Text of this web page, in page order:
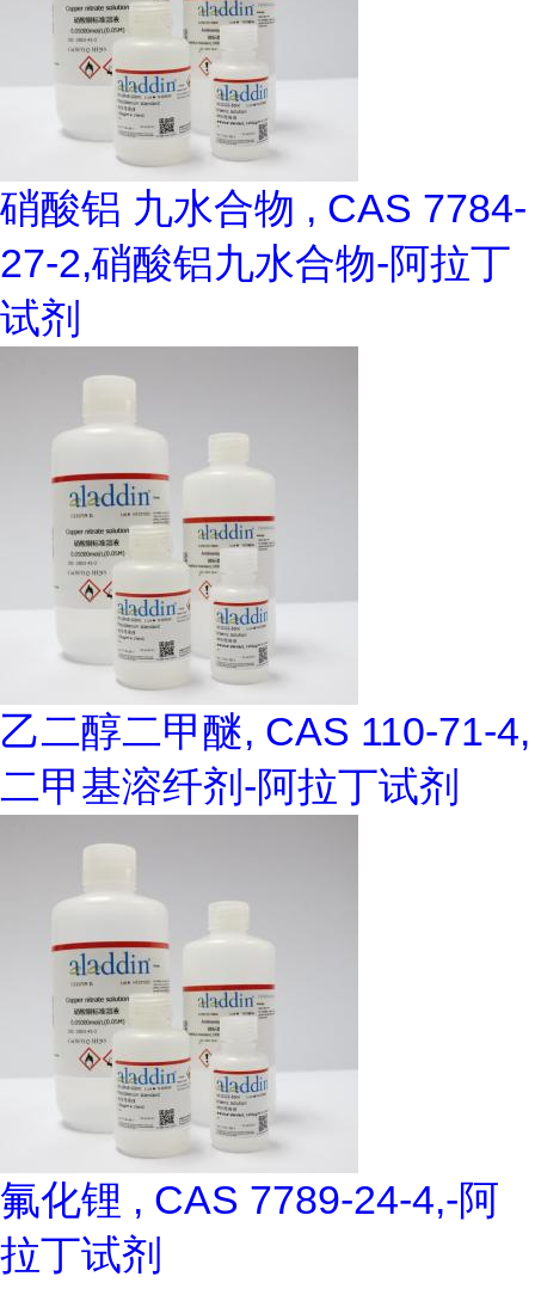
硝酸铝 九水合物 , CAS 7784-
27-2,硝酸铝九水合物-阿拉丁
试剂
乙二醇二甲醚, CAS 110-71-4,
二甲基溶纤剂-阿拉丁试剂
氟化锂 , CAS 7789-24-4,-阿
拉丁试剂